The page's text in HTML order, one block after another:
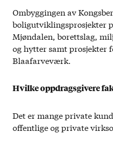
Ombyggingen av
boligutviklingsprosjekter
Mjøndalen, borettslag,
og hytter samt prosjekter
Blaafarveværk.
Hvilke oppdragsgivere
Det er mange private
offentlige og private